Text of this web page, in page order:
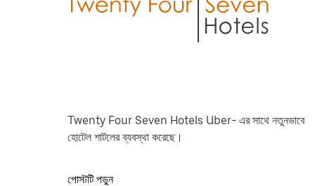
Twenty Four Seven Hotels Uber- এর সাথে নতুনভাবে
হোটেল শাটলের ব্যবস্থা করেছে।
পোস্টটি পড়ুন